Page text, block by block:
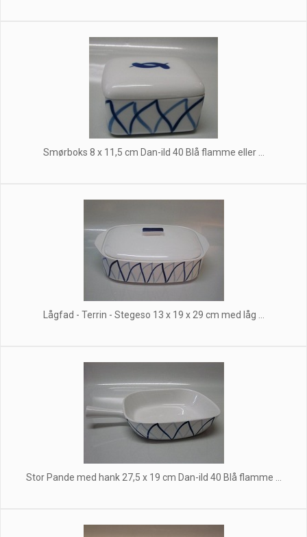
Smørboks 8 x 11,5 cm Dan-ild 40 Blå flamme eller ...
Lågfad - Terrin - Stegeso 13 x 19 x 29 cm med låg ...
Stor Pande med hank 27,5 x 19 cm Dan-ild 40 Blå flamme ...